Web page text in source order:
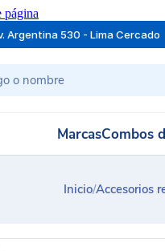
página
Argentina 530 - Lima Cercado
MarcasCombos
Inicio/Accesorios